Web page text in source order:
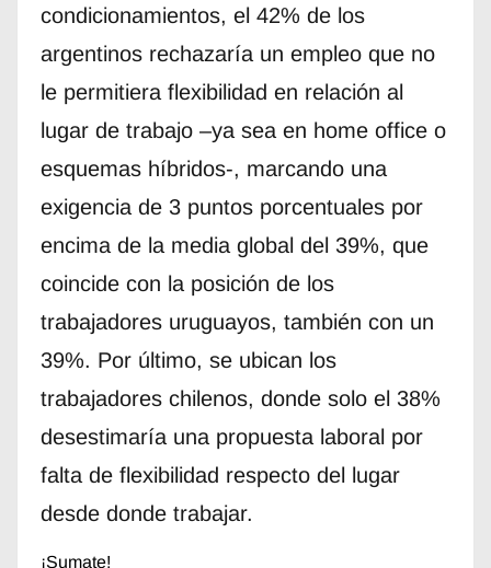
condicionamientos, el 42% de los
argentinos rechazaría un empleo que no
le permitiera flexibilidad en relación al
lugar de trabajo –ya sea en home office o
esquemas híbridos-, marcando una
exigencia de 3 puntos porcentuales por
encima de la media global del 39%, que
coincide con la posición de los
trabajadores uruguayos, también con un
39%. Por último, se ubican los
trabajadores chilenos, donde solo el 38%
desestimaría una propuesta laboral por
falta de flexibilidad respecto del lugar
desde donde trabajar.
¡Sumate!